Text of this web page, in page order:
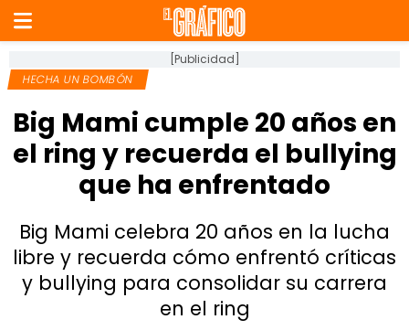
[Publicidad]
HECHA UN BOMBÓN
Big Mami cumple 20 años en
el ring y recuerda el bullying
que ha enfrentado
Big Mami celebra 20 años en la lucha
libre y recuerda cómo enfrentó críticas
y bullying para consolidar su carrera
en el ring